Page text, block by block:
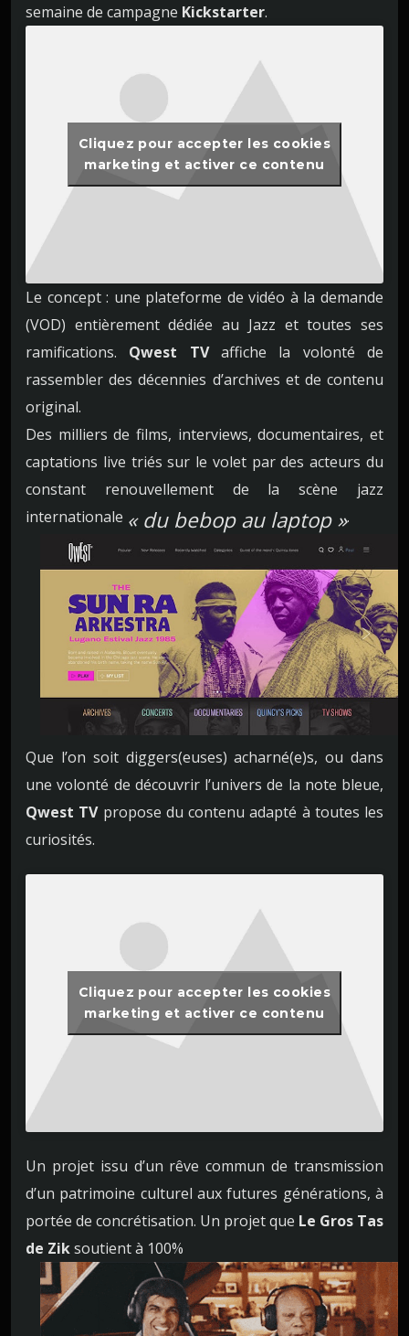
semaine de campagne Kickstarter.
Cliquez pour accepter les cookies
marketing et activer ce contenu
Le concept : une plateforme de vidéo à la demande
(VOD) entièrement dédiée au Jazz et toutes ses
ramifications. Qwest TVaffiche la volonté de
rassembler des décennies d’archives et de contenu
original.
Des milliers de films, interviews, documentaires, et
captations live triés sur le volet par des acteurs du
constant renouvellement de la scène jazz
internationale « du bebop au laptop ».
Que l’on soit diggers(euses) acharné(e)s, ou dans
une volonté de découvrir l’univers de la note bleue,
Qwest TV propose du contenu adapté à toutes les
curiosités.
Cliquez pour accepter les cookies
marketing et activer ce contenu
Un projet issu d’un rêve commun de transmission
d’un patrimoine culturel aux futures générations, à
portée de concrétisation. Un projet que Le Gros Tas
de Ziksoutient à 100%